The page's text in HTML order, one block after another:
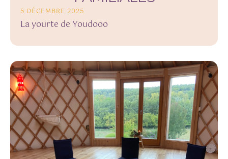
5 DÉCEMBRE 2025
La yourte de Youdooo